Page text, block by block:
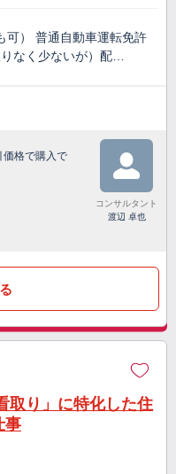
可） 普通自動車運転免許
なく少ないが）配…
価格で購入で
コンサルタント
渡辺 卓也
り」に特化した住
事